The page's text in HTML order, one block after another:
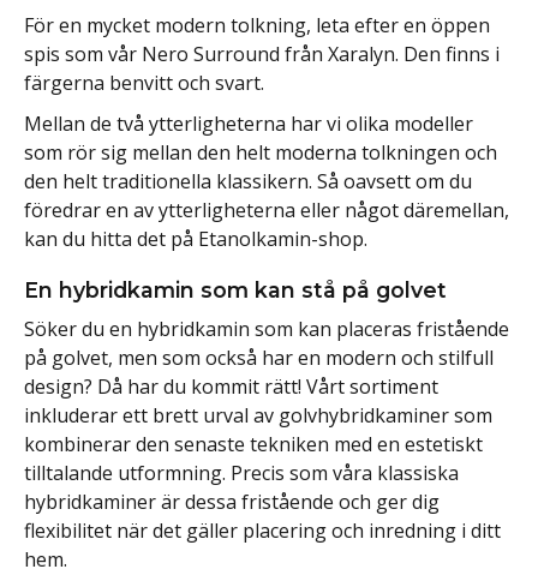
För en mycket modern tolkning, leta efter en öppen
spis som vår Nero Surround från Xaralyn. Den finns i
färgerna benvitt och svart.
Mellan de två ytterligheterna har vi olika modeller
som rör sig mellan den helt moderna tolkningen och
den helt traditionella klassikern. Så oavsett om du
föredrar en av ytterligheterna eller något däremellan,
kan du hitta det på Etanolkamin-shop.
En hybridkamin som kan stå på golvet
Söker du en hybridkamin som kan placeras fristående
på golvet, men som också har en modern och stilfull
design? Då har du kommit rätt! Vårt sortiment
inkluderar ett brett urval av golvhybridkaminer som
kombinerar den senaste tekniken med en estetiskt
tilltalande utformning. Precis som våra klassiska
hybridkaminer är dessa fristående och ger dig
flexibilitet när det gäller placering och inredning i ditt
hem.